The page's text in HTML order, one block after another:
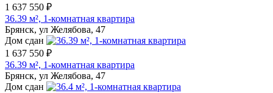
1 637 550 ₽
36.39 м², 1-комнатная квартира
Брянск, ул Желябова, 47
Дом сдан
1 637 550 ₽
36.39 м², 1-комнатная квартира
Брянск, ул Желябова, 47
Дом сдан